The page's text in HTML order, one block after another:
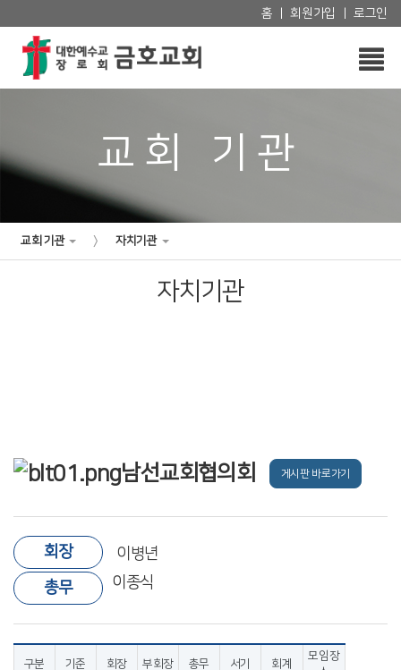
홈 회원가입 로그인
교회 기관
교회 기관 > 자치기관
자치기관
남선교회협의회 게시판 바로가기
회장
이병년
총무
이종식
구분 기준 회장 부회장 총무 서기 회계
모임장